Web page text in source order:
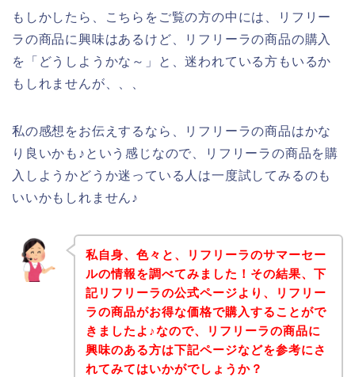
もしかしたら、こちらをご覧の方の中には、リフリー
ラの商品に興味はあるけど、リフリーラの商品の購入
を「どうしようかな～」と、迷われている方もいるか
もしれませんが、、、
私の感想をお伝えするなら、リフリーラの商品はかな
り良いかも♪という感じなので、リフリーラの商品を購
入しようかどうか迷っている人は一度試してみるのも
いいかもしれません♪
私自身、色々と、リフリーラのサマーセー
ルの情報を調べてみました！その結果、下
記リフリーラの公式ページより、リフリー
ラの商品がお得な価格で購入することがで
きましたよ♪なので、リフリーラの商品に
興味のある方は下記ページなどを参考にさ
れてみてはいかがでしょうか？